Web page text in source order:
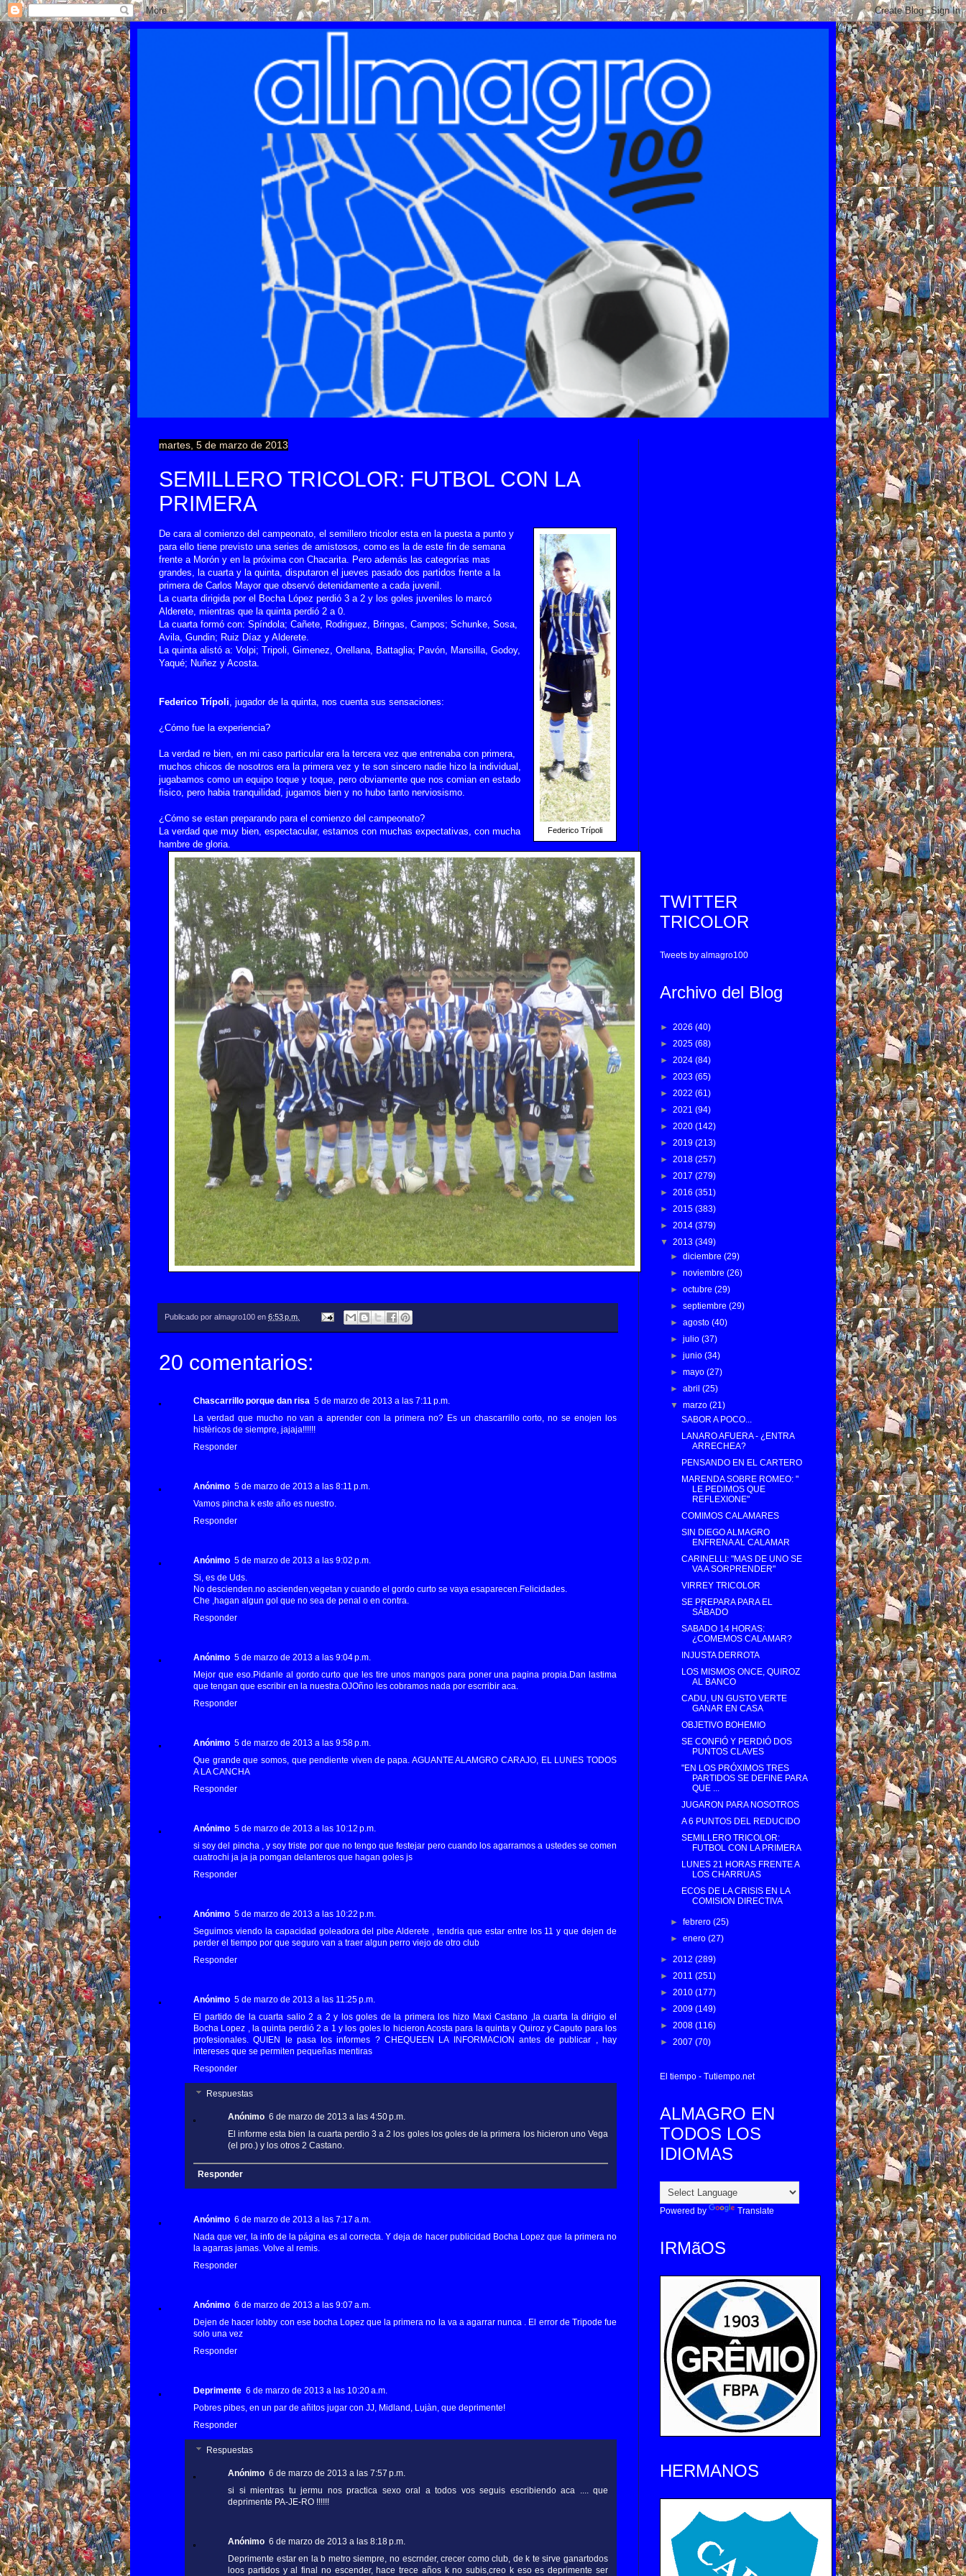
martes, 5 de marzo de 2013
SEMILLERO TRICOLOR: FUTBOL CON LA
PRIMERA
Federico Trípoli
De cara al comienzo del campeonato, el semillero tricolor esta en la puesta a punto y
para ello tiene previsto una series de amistosos, como es la de este fin de semana
frente a Morón y en la próxima con Chacarita. Pero además las categorías mas
grandes, la cuarta y la quinta, disputaron el jueves pasado dos partidos frente a la
primera de Carlos Mayor que observó detenidamente a cada juvenil.
La cuarta dirigida por el Bocha López perdió 3 a 2 y los goles juveniles lo marcó
Alderete, mientras que la quinta perdió 2 a 0.
La cuarta formó con: Spíndola; Cañete, Rodriguez, Bringas, Campos; Schunke, Sosa,
Avila, Gundin; Ruiz Díaz y Alderete.
La quinta alistó a: Volpi; Tripoli, Gimenez, Orellana, Battaglia; Pavón, Mansilla, Godoy,
Yaqué; Nuñez y Acosta.
Federico Trípoli , jugador de la quinta, nos cuenta sus sensaciones:
¿Cómo fue la experiencia?
La verdad re bien, en mi caso particular era la tercera vez que entrenaba con primera,
muchos chicos de nosotros era la primera vez y te son sincero nadie hizo la individual,
jugabamos como un equipo toque y toque, pero obviamente que nos comian en estado
fisico, pero habia tranquilidad, jugamos bien y no hubo tanto nerviosismo.
¿Cómo se estan preparando para el comienzo del campeonato?
La verdad que muy bien, espectacular, estamos con muchas expectativas, con mucha
hambre de gloria.
Publicado por almagro100 en 6:53 p.m.
20 comentarios:
Chascarrillo porque dan risa 5 de marzo de 2013 a las 7:11 p.m.
La verdad que mucho no van a aprender con la primera no? Es un chascarrillo corto, no se enojen los
histèricos de siempre, jajaja!!!!!!
Responder
Anónimo 5 de marzo de 2013 a las 8:11 p.m.
Vamos pincha k este año es nuestro.
Responder
Anónimo 5 de marzo de 2013 a las 9:02 p.m.
Si, es de Uds.
No descienden.no ascienden,vegetan y cuando el gordo curto se vaya esaparecen.Felicidades.
Che ,hagan algun gol que no sea de penal o en contra.
Responder
Anónimo 5 de marzo de 2013 a las 9:04 p.m.
Mejor que eso.Pidanle al gordo curto que les tire unos mangos para poner una pagina propia.Dan lastima
que tengan que escribir en la nuestra.OJOñno les cobramos nada por escrribir aca.
Responder
Anónimo 5 de marzo de 2013 a las 9:58 p.m.
Que grande que somos, que pendiente viven de papa. AGUANTE ALAMGRO CARAJO, EL LUNES TODOS
A LA CANCHA
Responder
Anónimo 5 de marzo de 2013 a las 10:12 p.m.
si soy del pincha , y soy triste por que no tengo que festejar pero cuando los agarramos a ustedes se comen
cuatrochi ja ja ja pomgan delanteros que hagan goles js
Responder
Anónimo 5 de marzo de 2013 a las 10:22 p.m.
Seguimos viendo la capacidad goleadora del pibe Alderete , tendria que estar entre los 11 y que dejen de
perder el tiempo por que seguro van a traer algun perro viejo de otro club
Responder
Anónimo 5 de marzo de 2013 a las 11:25 p.m.
El partido de la cuarta salio 2 a 2 y los goles de la primera los hizo Maxi Castano ,la cuarta la dirigio el
Bocha Lopez , la quinta perdió 2 a 1 y los goles lo hicieron Acosta para la quinta y Quiroz y Caputo para los
profesionales. QUIEN le pasa los informes ? CHEQUEEN LA INFORMACION antes de publicar , hay
intereses que se permiten pequeñas mentiras
Responder
Respuestas
Anónimo 6 de marzo de 2013 a las 4:50 p.m.
El informe esta bien la cuarta perdio 3 a 2 los goles los goles de la primera los hicieron uno Vega
(el pro.) y los otros 2 Castano.
Responder
Anónimo 6 de marzo de 2013 a las 7:17 a.m.
Nada que ver, la info de la página es al correcta. Y deja de hacer publicidad Bocha Lopez que la primera no
la agarras jamas. Volve al remis.
Responder
Anónimo 6 de marzo de 2013 a las 9:07 a.m.
Dejen de hacer lobby con ese bocha Lopez que la primera no la va a agarrar nunca . El error de Tripode fue
solo una vez
Responder
Deprimente 6 de marzo de 2013 a las 10:20 a.m.
Pobres pibes, en un par de añitos jugar con JJ, Midland, Lujàn, que deprimente!
Responder
Respuestas
Anónimo 6 de marzo de 2013 a las 7:57 p.m.
si si mientras tu jermu nos practica sexo oral a todos vos seguis escribiendo aca .... que
deprimente PA-JE-RO !!!!!!
Anónimo 6 de marzo de 2013 a las 8:18 p.m.
Deprimente estar en la b metro siempre, no escrnder, crecer como club, de k te sirve ganartodos
loos partidos y al final no escender, hace trece años k no subis,creo k eso es deprimente ser
TWITTER
TRICOLOR
Tweets by almagro100
Archivo del Blog
► 2026 (40)
► 2025 (68)
► 2024 (84)
► 2023 (65)
► 2022 (61)
► 2021 (94)
► 2020 (142)
► 2019 (213)
► 2018 (257)
► 2017 (279)
► 2016 (351)
► 2015 (383)
► 2014 (379)
▼ 2013 (349)
►diciembre(29)
►noviembre(26)
►octubre(29)
►septiembre(29)
►agosto(40)
►julio(37)
►junio(34)
►mayo(27)
►abril(25)
▼marzo(21)
SABOR A POCO...
LANARO AFUERA - ¿ENTRA
ARRECHEA?
PENSANDO EN EL CARTERO
MARENDA SOBRE ROMEO: "
LE PEDIMOS QUE
REFLEXIONE"
COMIMOS CALAMARES
SIN DIEGO ALMAGRO
ENFRENA AL CALAMAR
CARINELLI: "MAS DE UNO SE
VA A SORPRENDER"
VIRREY TRICOLOR
SE PREPARA PARA EL
SÁBADO
SABADO 14 HORAS:
¿COMEMOS CALAMAR?
INJUSTA DERROTA
LOS MISMOS ONCE, QUIROZ
AL BANCO
CADU, UN GUSTO VERTE
GANAR EN CASA
OBJETIVO BOHEMIO
SE CONFIÓ Y PERDIÓ DOS
PUNTOS CLAVES
"EN LOS PRÓXIMOS TRES
PARTIDOS SE DEFINE PARA
QUE ...
JUGARON PARA NOSOTROS
A 6 PUNTOS DEL REDUCIDO
SEMILLERO TRICOLOR:
FUTBOL CON LA PRIMERA
LUNES 21 HORAS FRENTE A
LOS CHARRUAS
ECOS DE LA CRISIS EN LA
COMISION DIRECTIVA
►febrero(25)
►enero(27)
► 2012 (289)
► 2011 (251)
► 2010 (177)
► 2009 (149)
► 2008 (116)
► 2007 (70)
El tiempo - Tutiempo.net
ALMAGRO EN
TODOS LOS
IDIOMAS
Powered by Translate
IRMãOS
HERMANOS